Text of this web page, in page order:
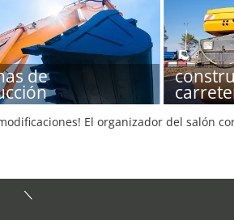
de
El organizador del salón